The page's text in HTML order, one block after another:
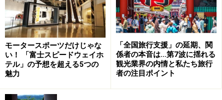
されているケースに多く出会います。そのカラクリは以
下の通りです。
ホテルは予約サイトからの送客を受けると、宿泊料金の
約１０パーセントの成約手数料を予約サイトへ支払いま
す。例えば予約サイト経由のお客様から1万円の宿泊料
金を受け取れば、手数料の1000円を予約サイトへ支払う
モータースポーツだけじゃな
い！ 「富士スピードウェイホ
テル」の予想を超える5つの
魅力
「全国旅行支援」の延期、関
係者の本音は…第7波に揺れる
観光業界の内情と私たち旅行
者の注目ポイント